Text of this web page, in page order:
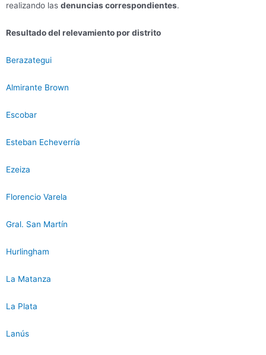
realizando las denuncias correspondientes.
Resultado del relevamiento por distrito
Berazategui
Almirante Brown
Escobar
Esteban Echeverría
Ezeiza
Florencio Varela
Gral. San Martín
Hurlingham
La Matanza
La Plata
Lanús